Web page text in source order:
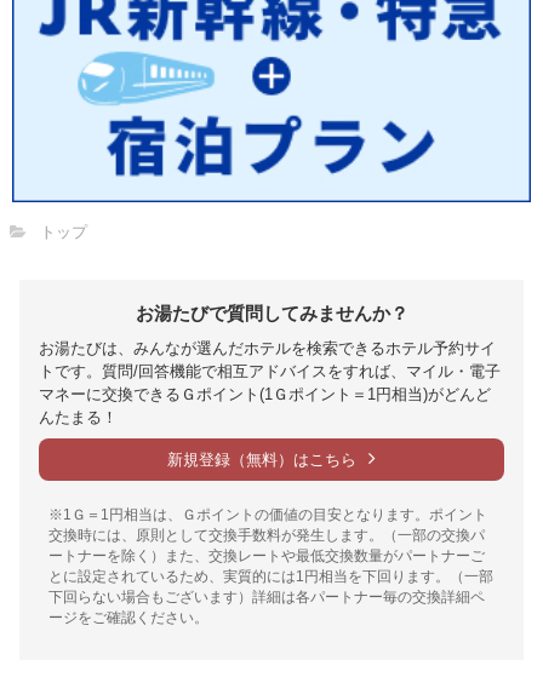
トップ
お湯たびで質問してみませんか？
お湯たびは、みんなが選んだホテルを検索できるホテル予約サイ
トです。質問/回答機能で相互アドバイスをすれば、マイル・電子
マネーに交換できるＧポイント(1Ｇポイント＝1円相当)がどんど
んたまる！
新規登録（無料）はこちら
※1Ｇ＝1円相当は、Ｇポイントの価値の目安となります。ポイント
交換時には、原則として交換手数料が発生します。（一部の交換パ
ートナーを除く）また、交換レートや最低交換数量がパートナーご
とに設定されているため、実質的には1円相当を下回ります。（一部
下回らない場合もございます）詳細は各パートナー毎の交換詳細ペ
ージをご確認ください。